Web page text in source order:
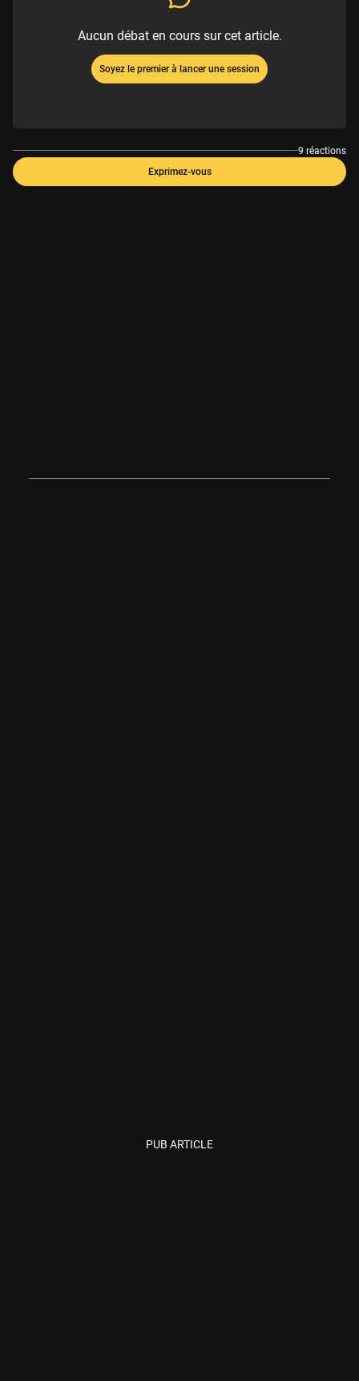
Aucun débat en cours sur cet article.
Soyez le premier à lancer une session
9 réactions
Exprimez-vous
PUB ARTICLE